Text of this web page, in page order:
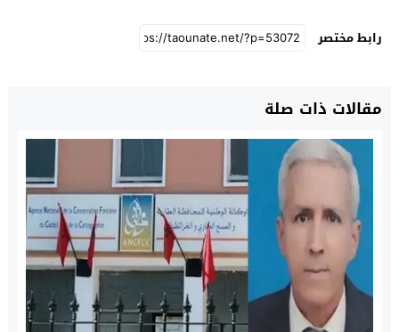
رابط مختصر
مقالات ذات صلة